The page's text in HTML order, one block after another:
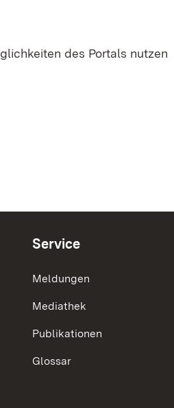
des Portals nutzen
Service
Meldungen
Mediathek
Publikationen
Glossar